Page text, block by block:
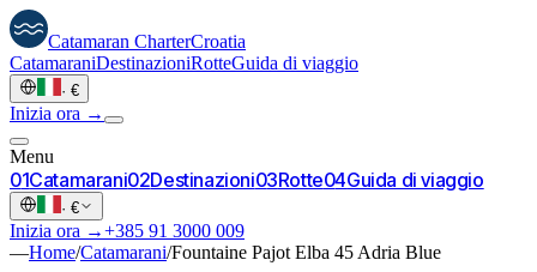
Catamaran CharterCroatia
CatamaraniDestinazioniRotteGuida di viaggio
· €
Inizia ora →
Menu
01Catamarani02Destinazioni03Rotte04Guida di viaggio
· €
Inizia ora →+385 91 3000 009
—Home/Catamarani/Fountaine Pajot Elba 45 Adria Blue